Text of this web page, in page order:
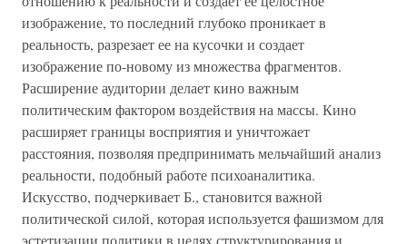
изображение, то последний глубоко проникает в
реальность, разрезает ее на кусочки и создает
изображение по-новому из множества фрагментов.
Расширение аудитории делает кино важным
политическим фактором воздействия на массы. Кино
расширяет границы восприятия и уничтожает
расстояния, позволяя предпринимать мельчайший анализ
реальности, подобный работе психоаналитика.
Искусство, подчеркивает Б., становится важной
политической силой, которая используется фашизмом для
эстетизации политики в целях структурирования и